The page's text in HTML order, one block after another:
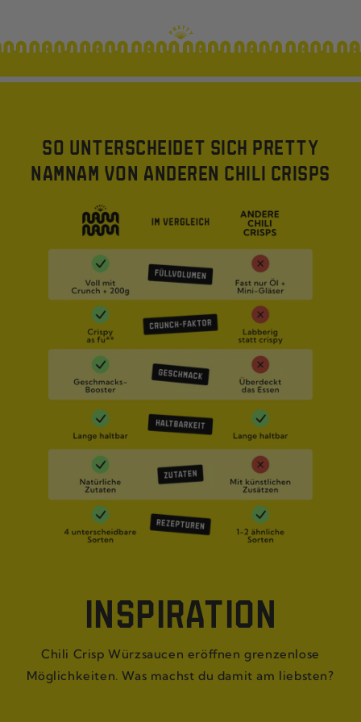
SO UNTERSCHEIDET SICH PRETTY
NAMNAM VON ANDEREN CHILI CRISPS
INSPIRATION
Chili Crisp Würzsaucen eröffnen grenzenlose
Möglichkeiten. Was machst du damit am liebsten?